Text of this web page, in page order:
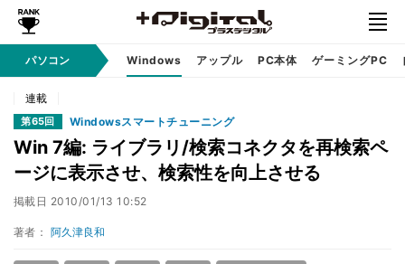
パソコン Windows アップル PC本体 ゲーミングPC
連載
第65回 Windowsスマートチューニング
Win 7編: ライブラリ/検索コネクタを再検索ペ
ージに表示させ、検索性を向上させる
掲載日 2010/01/13 10:52
著者： 阿久津良和